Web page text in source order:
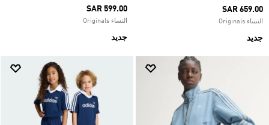
SAR 659.00
النساء Originals
جديد
SAR 599.00
النساء Originals
جديد